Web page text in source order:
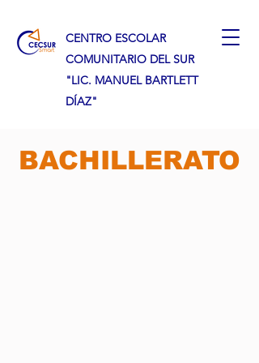
CENTRO ESCOLAR
COMUNITARIO DEL SUR
"LIC. MANUEL BARTLETT
DÍAZ"
BACHILLERATO